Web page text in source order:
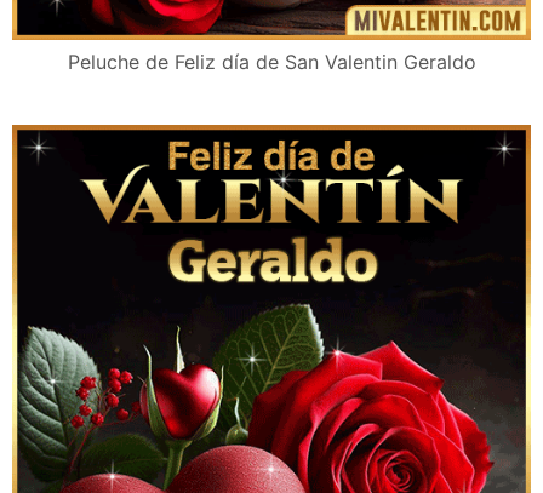
Peluche de Feliz día de San Valentin Geraldo